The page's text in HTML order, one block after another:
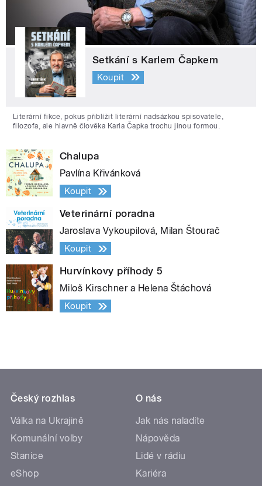
Setkání s Karlem Čapkem
Koupit
Literární fikce, pokus přiblížit literární nadsázkou spisovatele,
filozofa, ale hlavně člověka Karla Čapka trochu jinou formou.
Chalupa
Pavlína Křivánková
Koupit
Veterinární poradna
Jaroslava Vykoupilová, Milan Štourač
Koupit
Hurvínkovy příhody 5
Miloš Kirschner a Helena Štáchová
Koupit
Český rozhlas
Válka na Ukrajině
Komunální volby
Stanice
eShop
O nás
Jak nás naladíte
Nápověda
Lidé v rádiu
Kariéra